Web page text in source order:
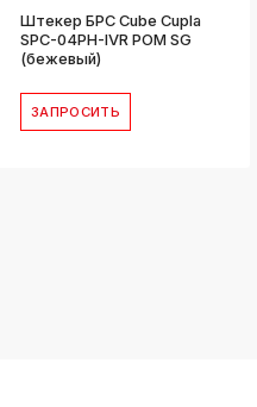
Штекер БРС Cube Cupla
SPC-04PH-IVR POM SG
(бежевый)
ЗАПРОСИТЬ